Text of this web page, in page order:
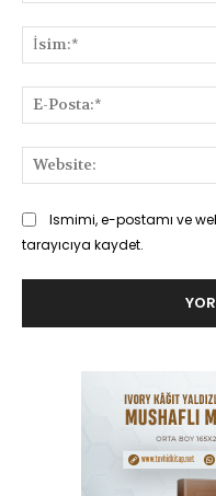
Ismimi, e-postamı ve
tarayıcıya kaydet.